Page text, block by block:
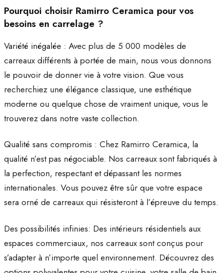
Pourquoi choisir Ramirro Ceramica pour vos
besoins en carrelage ?
Variété inégalée : Avec plus de 5 000 modèles de
carreaux différents à portée de main, nous vous donnons
le pouvoir de donner vie à votre vision. Que vous
recherchiez une élégance classique, une esthétique
moderne ou quelque chose de vraiment unique, vous le
trouverez dans notre vaste collection.
Qualité sans compromis : Chez Ramirro Ceramica, la
qualité n’est pas négociable. Nos carreaux sont fabriqués à
la perfection, respectant et dépassant les normes
internationales. Vous pouvez être sûr que votre espace
sera orné de carreaux qui résisteront à l’épreuve du temps.
Des possibilités infinies: Des intérieurs résidentiels aux
espaces commerciaux, nos carreaux sont conçus pour
s’adapter à n’importe quel environnement. Découvrez des